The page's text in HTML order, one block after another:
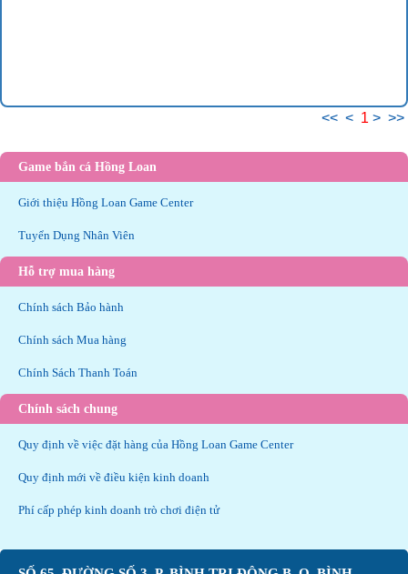
<< < 1 > >>
Game bắn cá Hồng Loan
Giới thiệu Hồng Loan Game Center
Tuyển Dụng Nhân Viên
Hỗ trợ mua hàng
Chính sách Bảo hành
Chính sách Mua hàng
Chính Sách Thanh Toán
Chính sách chung
Quy định về việc đặt hàng của Hồng Loan Game Center
Quy định mới về điều kiện kinh doanh
Phí cấp phép kinh doanh trò chơi điện tử